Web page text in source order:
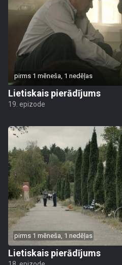
pirms 1 mēneša, 1 nedēļas
Lietiskais pierādījums
19. epizode
pirms 1 mēneša, 1 nedēļas
Lietiskais pierādījums